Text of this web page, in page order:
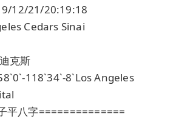
12/21/20:19:18
Cedars Sinai
克斯
118`34`-8`Los Angeles
平八字==============